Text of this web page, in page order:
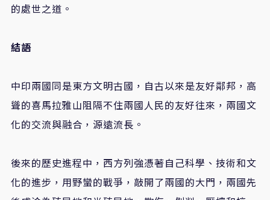
的處世之道。
結語
中印兩國同是東方文明古國，自古以來是友好鄰邦，高
聳的喜馬拉雅山阻隔不住兩國人民的友好往來，兩國文
化的交流與融合，源遠流長。
後來的歷史進程中，西方列強憑著自己科學、技術和文
化的進步，用野蠻的戰爭，敲開了兩國的大門，兩國先